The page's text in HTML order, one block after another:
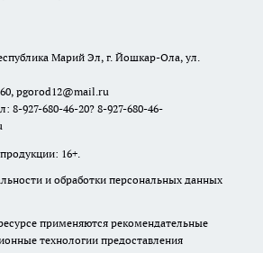
Марий Эл, г. Йошкар-Ола, ул.
pgorod12@mail.ru
8-927-680-46-20? 8-927-680-46-
16+.
и обработки персональных данных
применяются рекомендательные
технологии предоставления